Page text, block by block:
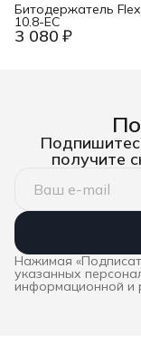
3 080 ₽
Битодержатель
10.8-EC
получите
Нажимая
указанных
информационной и